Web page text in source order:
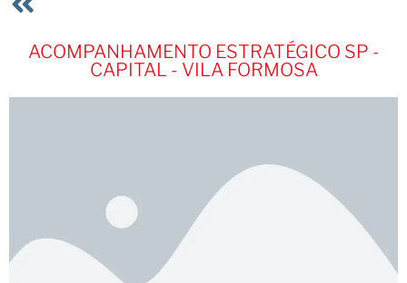
ACOMPANHAMENTO ESTRATÉGICO SP -
CAPITAL - VILA FORMOSA